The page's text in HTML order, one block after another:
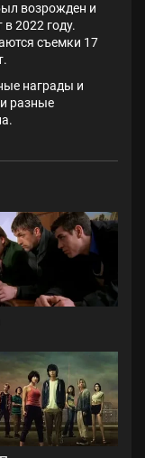
возрожден и
2022 году.
съемки 17
награды и
разные